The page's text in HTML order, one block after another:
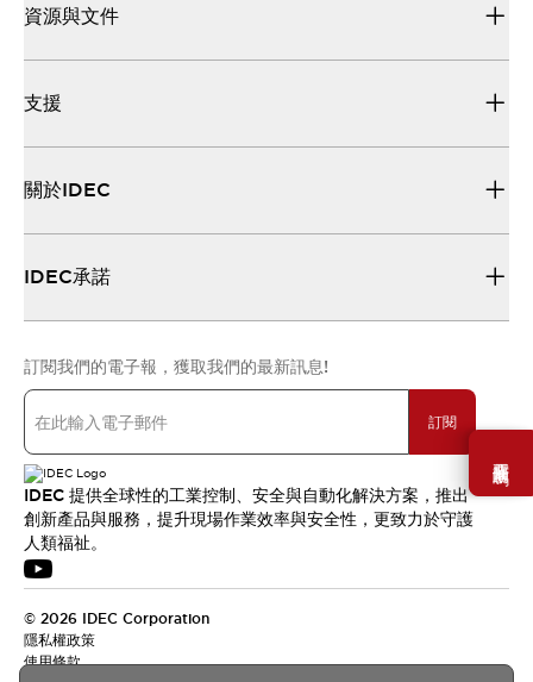
需要幫助嗎？
資源與文件
支援
關於IDEC
IDEC承諾
訂閱我們的電子報，獲取我們的最新訊息!
訂閱
IDEC 提供全球性的工業控制、安全與自動化解決方案，推出
創新產品與服務，提升現場作業效率與安全性，更致力於守護
人類福祉。
© 2026 IDEC Corporation
隱私權政策
使用條款